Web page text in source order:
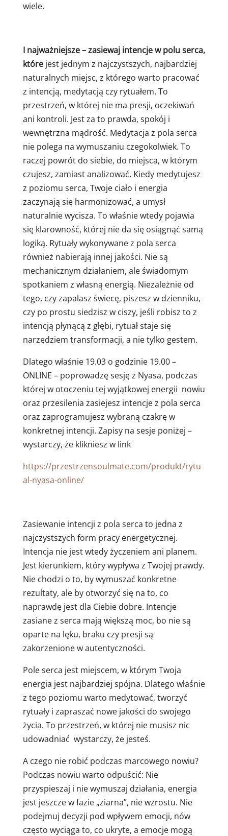
wiele.
I najważniejsze – zasiewaj intencje w polu serca,
którejest jednym z najczystszych, najbardziej
naturalnych miejsc, z którego warto pracować
z intencją, medytacją czy rytuałem. To
przestrzeń, w której nie ma presji, oczekiwań
ani kontroli. Jest za to prawda, spokój i
wewnętrzna mądrość. Medytacja z pola serca
nie polega na wymuszaniu czegokolwiek. To
raczej powrót do siebie, do miejsca, w którym
czujesz, zamiast analizować. Kiedy medytujesz
z poziomu serca, Twoje ciało i energia
zaczynają się harmonizować, a umysł
naturalnie wycisza. To właśnie wtedy pojawia
się klarowność, której nie da się osiągnąć samą
logiką. Rytuały wykonywane z pola serca
również nabierają innej jakości. Nie są
mechanicznym działaniem, ale świadomym
spotkaniem z własną energią. Niezależnie od
tego, czy zapalasz świecę, piszesz w dzienniku,
czy po prostu siedzisz w ciszy, jeśli robisz to z
intencją płynącą z głębi, rytuał staje się
narzędziem transformacji, a nie tylko gestem.
Dlatego właśnie 19.03 o godzinie 19.00 –
ONLINE – poprowadzę sesję z Nyasa, podczas
której w otoczeniu tej wyjątkowej energii nowiu
oraz przesilenia zasiejesz intencje z pola serca
oraz zaprogramujesz wybraną czakrę w
konkretnej intencji. Zapisy na sesje poniżej –
wystarczy, że klikniesz w link
https://przestrzensoulmate.com/produkt/rytu
al-nyasa-online/
Zasiewanie intencji z pola serca to jedna z
najczystszych form pracy energetycznej.
Intencja nie jest wtedy życzeniem ani planem.
Jest kierunkiem, który wypływa z Twojej prawdy.
Nie chodzi o to, by wymuszać konkretne
rezultaty, ale by otworzyć się na to, co
naprawdę jest dla Ciebie dobre. Intencje
zasiane z serca mają większą moc, bo nie są
oparte na lęku, braku czy presji są
zakorzenione w autentyczności.
Pole serca jest miejscem, w którym Twoja
energia jest najbardziej spójna. Dlatego właśnie
z tego poziomu warto medytować, tworzyć
rytuały i zapraszać nowe jakości do swojego
życia. To przestrzeń, w której nie musisz nic
udowadniać wystarczy, że jesteś.
A czego nie robić podczas marcowego nowiu?
Podczas nowiu warto odpuścić: Nie
przyspieszaj i nie wymuszaj działania, energia
jest jeszcze w fazie „ziarna”, nie wzrostu. Nie
podejmuj decyzji pod wpływem emocji, nów
często wyciąga to, co ukryte, a emocje mogą